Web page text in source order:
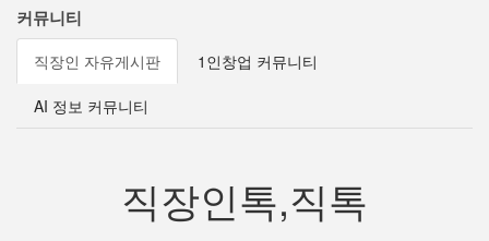
커뮤니티
직장인 자유게시판 1인창업 커뮤니티
AI 정보 커뮤니티
직장인톡,직톡